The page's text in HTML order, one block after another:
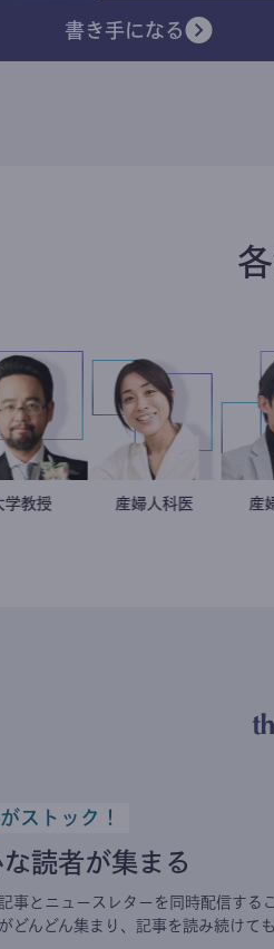
書き手になる
金谷一朗
大学教授 稲葉可奈子
産婦人科医
ストック！
読者が集まる
事とニュースレターを同時配信する
どんどん集まり、記事を読み続けても